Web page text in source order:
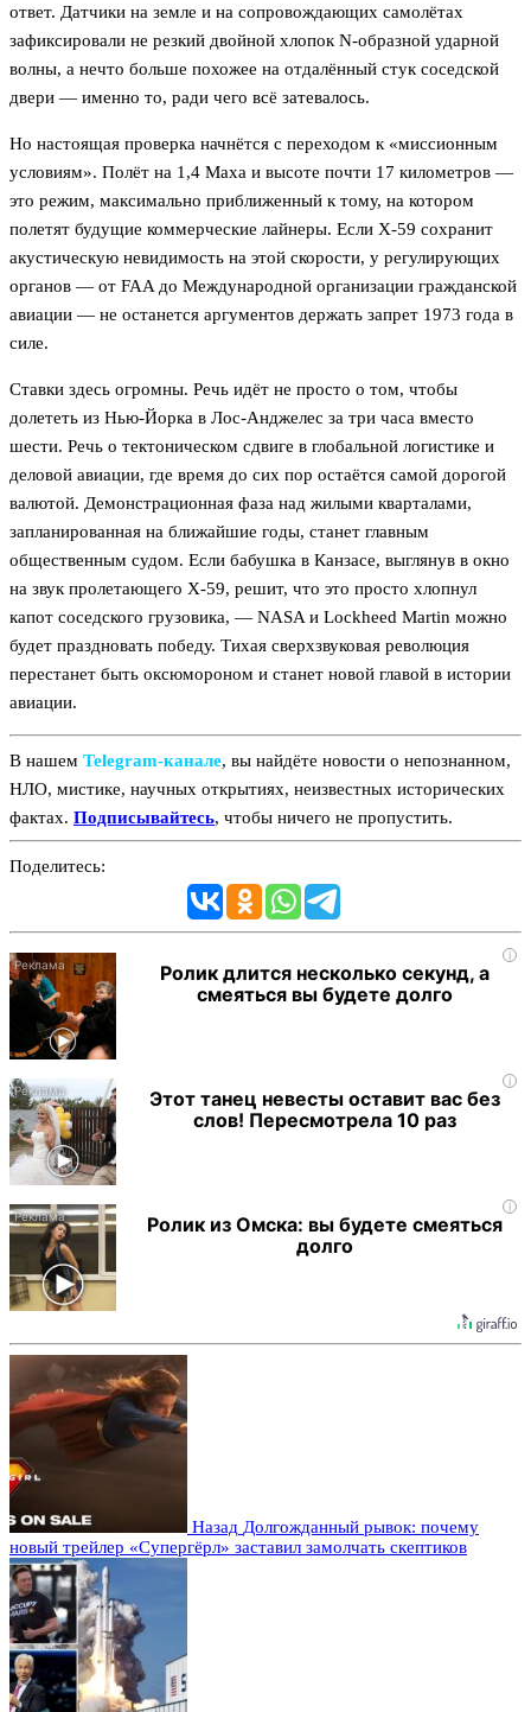
ответ. Датчики на земле и на сопровождающих самолётах
зафиксировали не резкий двойной хлопок N-образной ударной
волны, а нечто больше похожее на отдалённый стук соседской
двери — именно то, ради чего всё затевалось.
Но настоящая проверка начнётся с переходом к «миссионным
условиям». Полёт на 1,4 Маха и высоте почти 17 километров —
это режим, максимально приближенный к тому, на котором
полетят будущие коммерческие лайнеры. Если X-59 сохранит
акустическую невидимость на этой скорости, у регулирующих
органов — от FAA до Международной организации гражданской
авиации — не останется аргументов держать запрет 1973 года в
силе.
Ставки здесь огромны. Речь идёт не просто о том, чтобы
долететь из Нью-Йорка в Лос-Анджелес за три часа вместо
шести. Речь о тектоническом сдвиге в глобальной логистике и
деловой авиации, где время до сих пор остаётся самой дорогой
валютой. Демонстрационная фаза над жилыми кварталами,
запланированная на ближайшие годы, станет главным
общественным судом. Если бабушка в Канзасе, выглянув в окно
на звук пролетающего X-59, решит, что это просто хлопнул
капот соседского грузовика, — NASA и Lockheed Martin можно
будет праздновать победу. Тихая сверхзвуковая революция
перестанет быть оксюмороном и станет новой главой в истории
авиации.
В нашем Telegram‑канале, вы найдёте новости о непознанном,
НЛО, мистике, научных открытиях, неизвестных исторических
фактах. Подписывайтесь, чтобы ничего не пропустить.
Поделитесь:
i
Ролик длится несколько секунд, а
смеяться вы будете долго
i
Этот танец невесты оставит вас без
слов! Пересмотрела 10 раз
i
Ролик из Омска: вы будете смеяться
долго
Назад Долгожданный рывок: почему
новый трейлер «Супергёрл» заставил замолчать скептиков